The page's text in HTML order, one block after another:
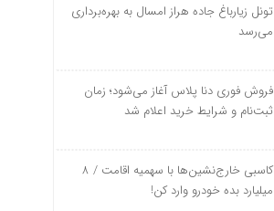
تونل زیارباغ جاده هراز امسال به بهره‌برداری
می‌رسد
فروش فوری دنا پلاس آغاز می‌شود؛ زمان
ثبت‌نام و شرایط خرید اعلام شد
کاسبی خارج‌نشین‌ها با سهمیه اقامت / ۸
میلیارد بده خودرو وارد کن!